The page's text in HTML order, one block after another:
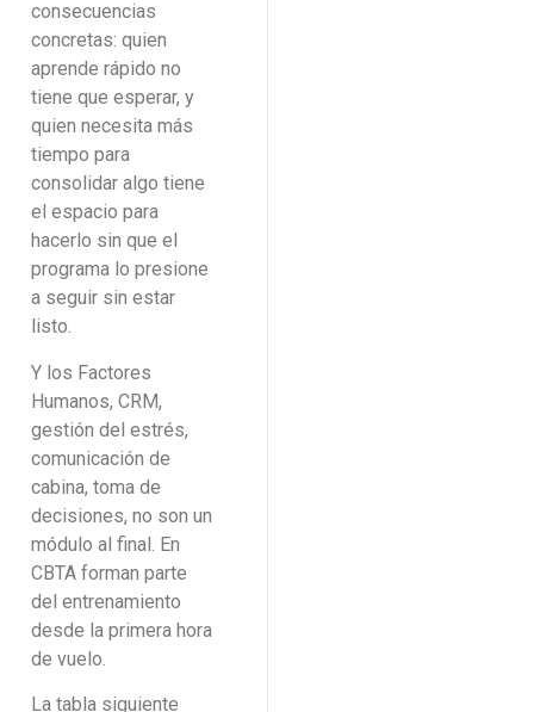
consecuencias
concretas: quien
aprende rápido no
tiene que esperar, y
quien necesita más
tiempo para
consolidar algo tiene
el espacio para
hacerlo sin que el
programa lo presione
a seguir sin estar
listo.
Y los Factores
Humanos, CRM,
gestión del estrés,
comunicación de
cabina, toma de
decisiones, no son un
módulo al final. En
CBTA forman parte
del entrenamiento
desde la primera hora
de vuelo.
La tabla siguiente